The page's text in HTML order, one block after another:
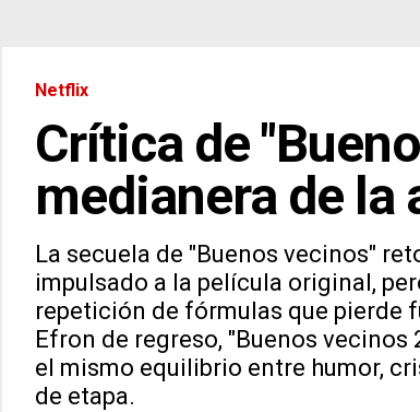
Netflix
Crítica de
medianera de la
La secuela de "Buenos vecinos"
impulsado a la película original,
repetición de fórmulas que pierde
Efron de regreso, "Buenos
el mismo equilibrio entre humor,
de etapa.